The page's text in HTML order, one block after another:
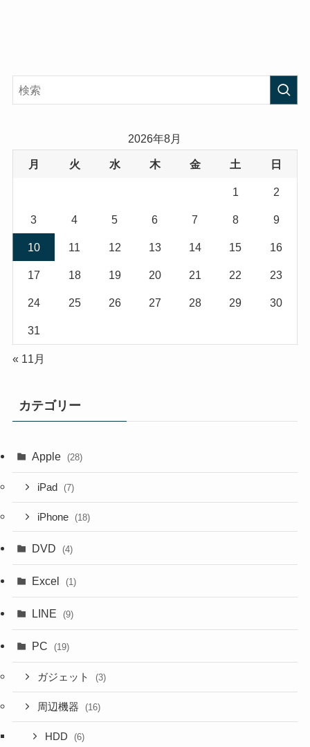
2026年8月
月 火 水 木 金 土 日
1 2
3 4 5 6 7 8 9
10 11 12 13 14 15 16
17 18 19 20 21 22 23
24 25 26 27 28 29 30
31
« 11月
カテゴリー
Apple (28)
iPad (7)
iPhone (18)
DVD (4)
Excel (1)
LINE (9)
PC (19)
ガジェット (3)
周辺機器 (16)
HDD (6)